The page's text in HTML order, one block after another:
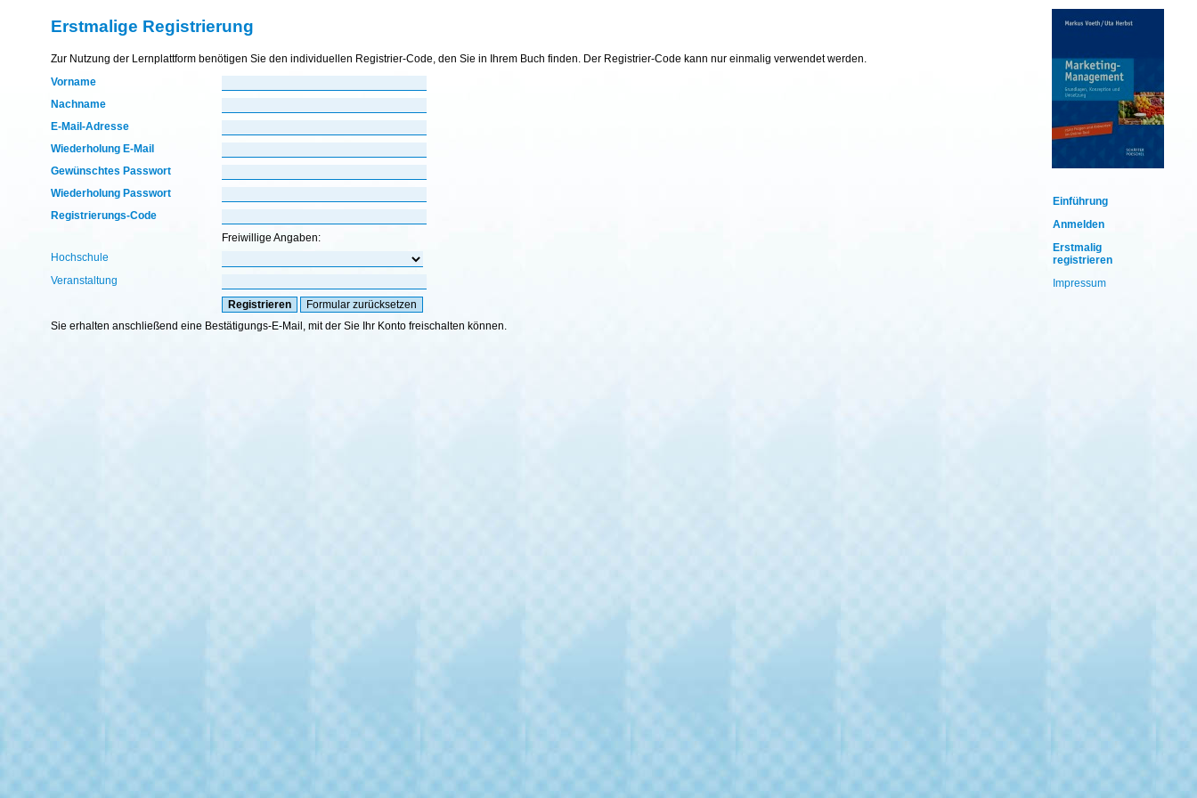
Einführung
Anmelden
Erstmalig
registrieren
Impressum
Erstmalige Registrierung
Zur Nutzung der Lernplattform benötigen Sie den individuellen Registrier-Code, den Sie in Ihrem Buch finden. Der Registrier-Code kann nur einmalig verwendet werden.
Vorname
Nachname
E-Mail-Adresse
Wiederholung E-Mail
Gewünschtes Passwort
Wiederholung Passwort
Registrierungs-Code
Freiwillige Angaben:
Hochschule
Veranstaltung
Sie erhalten anschließend eine Bestätigungs-E-Mail, mit der Sie Ihr Konto freischalten können.